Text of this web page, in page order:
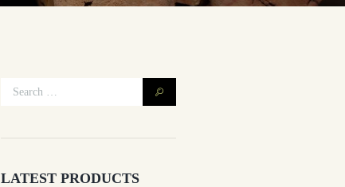
LATEST PRODUCTS